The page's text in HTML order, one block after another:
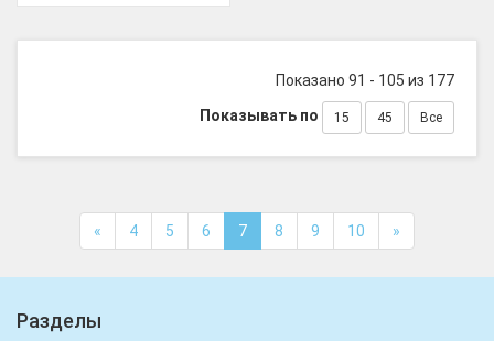
Показано 91 - 105 из 177
Показывать по
15 45 Все
« 4 5 6 7 8 9 10 »
Разделы